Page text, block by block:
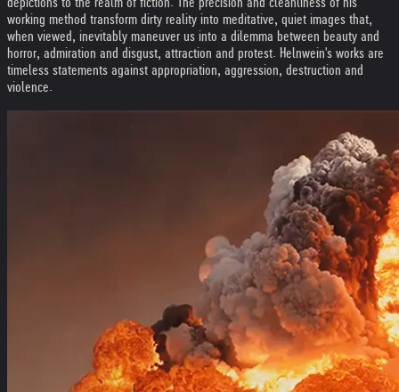
working method transform dirty reality into meditative, quiet images that,
when viewed, inevitably maneuver us into a dilemma between beauty and
horror, admiration and disgust, attraction and protest. Helnwein's works are
timeless statements against appropriation, aggression, destruction and
violence.